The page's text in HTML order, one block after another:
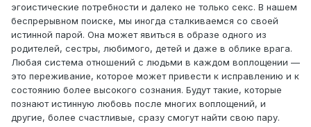
эгоистические потребности и далеко не только секс. В нашем
беспрерывном поиске, мы иногда сталкиваемся со своей
истинной парой. Она может явиться в образе одного из
родителей, сестры, любимого, детей и даже в облике врага.
Любая система отношений с людьми в каждом воплощении —
это переживание, которое может привести к исправлению и к
состоянию более высокого сознания. Будут такие, которые
познают истинную любовь после многих воплощений, и
другие, более счастливые, сразу смогут найти свою пару.